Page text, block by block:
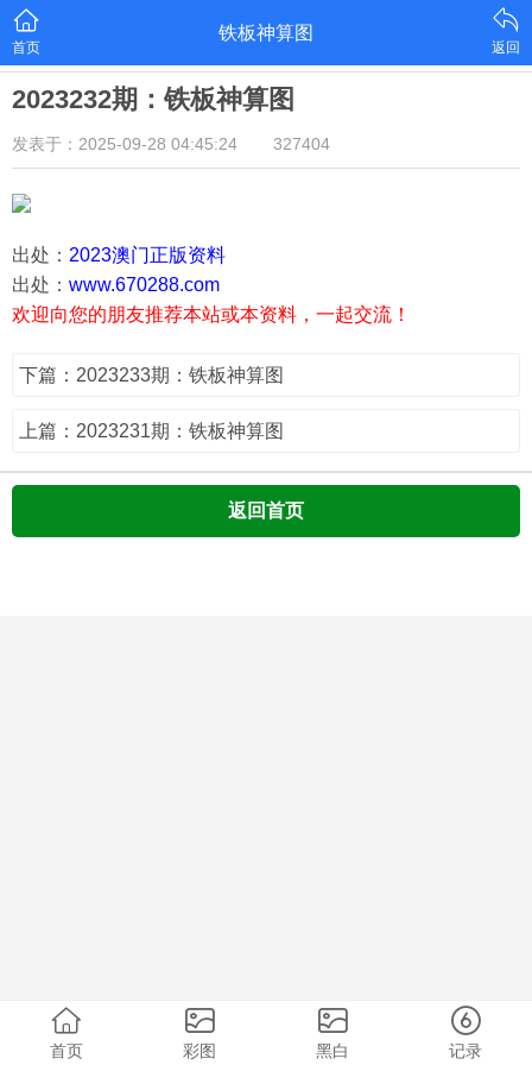
首页
铁板神算图
返回
2023232期：铁板神算图
发表于：2025-09-28 04:45:24 327404
出处： 2023澳门正版资料
出处： www.670288.com
欢迎向您的朋友推荐本站或本资料，一起交流！
下篇：2023233期：铁板神算图
上篇：2023231期：铁板神算图
返回首页
首页 彩图 黑白 记录